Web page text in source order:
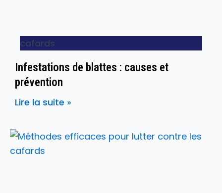
cafards
Infestations de blattes : causes et
prévention
Lire la suite »